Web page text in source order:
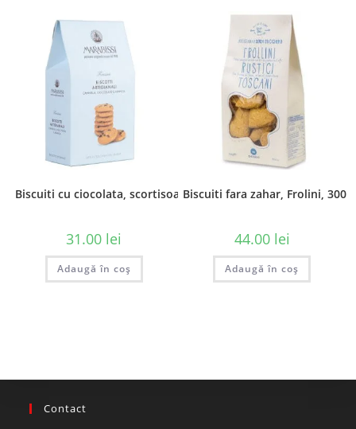
Biscuiti cu ciocolata, scortisoara si portocale
31.00 lei
Adaugă în coș
Biscuiti fara zahar, Frolini, 300
44.00 lei
Adaugă în coș
Contact